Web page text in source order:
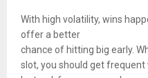
With high volatility, wins
offer a better
chance of hitting big early.
slot, you should get frequent